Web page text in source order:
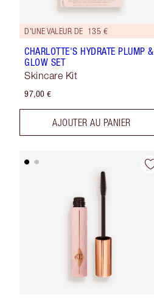
D'UNE VALEUR DE 135 €
CHARLOTTE'S HYDRATE PLUMP &
GLOW SET
Skincare Kit
97,00 €
AJOUTER AU PANIER